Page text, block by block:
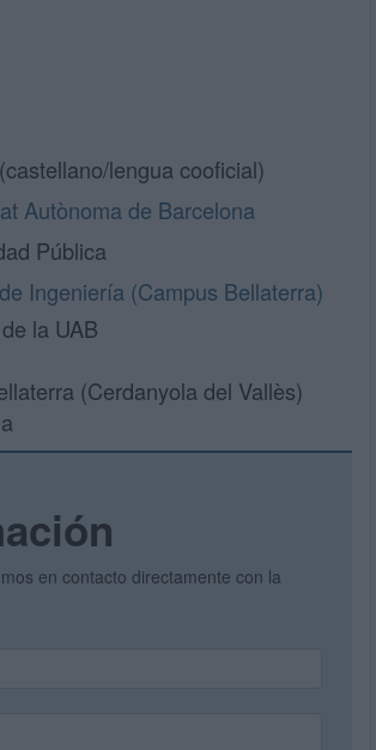
lengua cooficial)
Autònoma de Barcelona
Pública
Ingeniería (Campus Bellaterra)
la UAB
(Cerdanyola del Vallès)
en contacto directamente con la